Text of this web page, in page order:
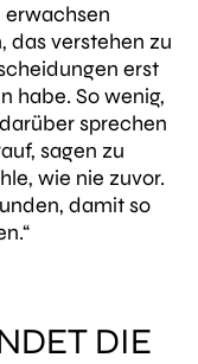
erwachsen
das verstehen zu
erst
habe. So wenig,
sprechen
sagen zu
wie nie zuvor.
damit so
DIE